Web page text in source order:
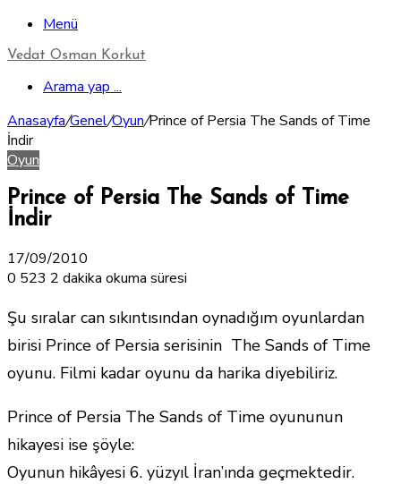
Menü
Vedat Osman Korkut
Arama yap ...
Anasayfa/Genel/Oyun/Prince of Persia The Sands of Time
İndir
Oyun
Prince of Persia The Sands of Time
İndir
17/09/2010
0 523 2 dakika okuma süresi
Şu sıralar can sıkıntısından oynadığım oyunlardan
birisi Prince of Persia serisinin The Sands of Time
oyunu. Filmi kadar oyunu da harika diyebiliriz.
Prince of Persia The Sands of Time oyununun
hikayesi ise şöyle:
Oyunun hikâyesi 6. yüzyıl İran’ında geçmektedir.